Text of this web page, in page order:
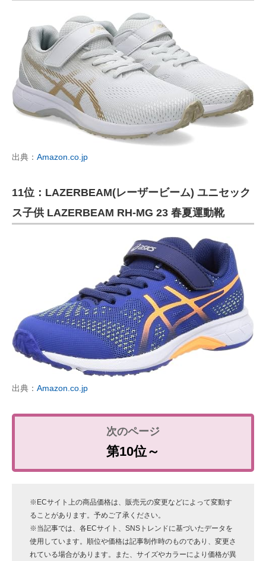
出典： Amazon.co.jp
11位：LAZERBEAM(レーザービーム) ユニセック
ス子供 LAZERBEAM RH-MG 23 春夏運動靴
出典： Amazon.co.jp
第10位～
※ECサイト上の商品価格は、販売元の変更などによって変動す
ることがあります。予めご了承ください。
※当記事では、各ECサイト、SNSトレンドに基づいたデータを
使用しています。順位や価格は記事制作時のものであり、変更さ
れている場合があります。また、サイズやカラーにより価格が異